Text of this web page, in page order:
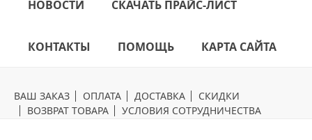
НОВОСТИ СКАЧАТЬ ПРАЙС-ЛИСТ
КОНТАКТЫ ПОМОЩЬ КАРТА САЙТА
ВАШ ЗАКАЗ ОПЛАТА ДОСТАВКА
СКИДКИ
ВОЗВРАТ ТОВАРА
УСЛОВИЯ СОТРУДНИЧЕСТВА